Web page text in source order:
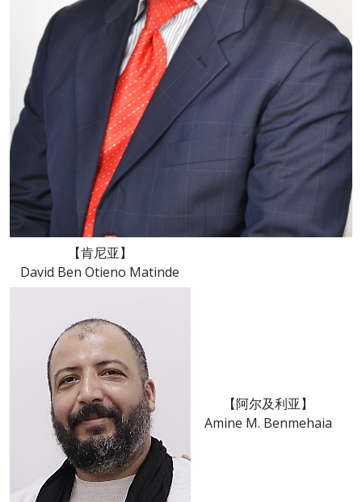
【肯尼亚】
David Ben Otieno Matinde
【阿尔及利亚】
Amine M. Benmehaia